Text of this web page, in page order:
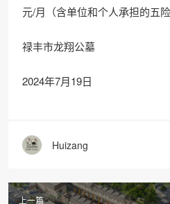
元/月（含单位和个人承担的五
禄丰市龙翔公墓
2024年7月19日
Huizang
上一篇